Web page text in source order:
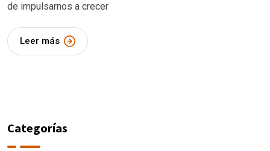
de impulsarnos a crecer
Leer más
Categorías